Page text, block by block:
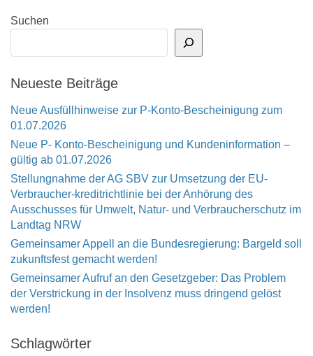
Suchen
Neueste Beiträge
Neue Ausfüllhinweise zur P-Konto-Bescheinigung zum
01.07.2026
Neue P- Konto-Bescheinigung und Kundeninformation –
gültig ab 01.07.2026
Stellungnahme der AG SBV zur Umsetzung der EU-
Verbraucher-kreditrichtlinie bei der Anhörung des
Ausschusses für Umwelt, Natur- und Verbraucherschutz im
Landtag NRW
Gemeinsamer Appell an die Bundesregierung: Bargeld soll
zukunftsfest gemacht werden!
Gemeinsamer Aufruf an den Gesetzgeber: Das Problem
der Verstrickung in der Insolvenz muss dringend gelöst
werden!
Schlagwörter